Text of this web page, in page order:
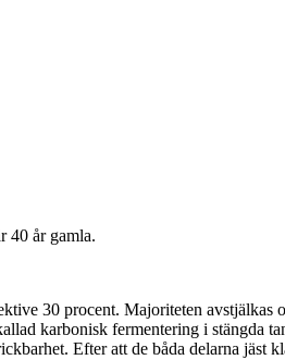
40 år gamla.
30 procent. Majoriteten
karbonisk fermentering i stängda
Efter att de båda delarna jäst